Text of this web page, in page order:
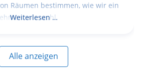
Räumen bestimmen, wie wir ein
wie wohl
Weiterlesen …
Alle anzeigen